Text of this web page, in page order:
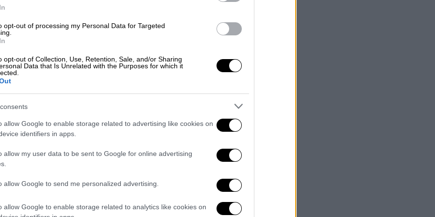
opt-out of processing my Personal Data for Targeted
opt-out of Collection, Use, Retention, Sale, and/or Sharing
Data that Is Unrelated with the Purposes for which it
allow Google to enable storage related to advertising like cookies on
identifiers in apps.
allow my user data to be sent to Google for online advertising
allow Google to send me personalized advertising.
allow Google to enable storage related to analytics like cookies on
συνδρομή παρέχουν οι δυνάμεις που
Πολιτικής Προστασίας, οι
υδροφόρες και μηχανήματα έργου
βλάστηση, στην Λαυρεωτική είναι
εντός της περιμέτρου της, ενώ για την
παραμένουν ισχυρές επίγειες
Περιοδικά επιχείρησαν 8 Ε/Π
της ΕΛ.ΑΣ., 2 Ε/Π από τη Ρωσία
4Α/Φ συμπεριλαμβανομένων των 2 Α/Φ
πυροσβέστες, μηχανήματα έργου
έκταση στη Δ.Ε. Βιλίων είναι σε
συμπεριλαμβανομένων εννέα (9)